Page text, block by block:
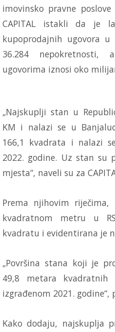
imovinsko pravne poslove
CAPITAL istakli da je
kupoprodajnih ugovora
36.284
ugovorima iznosi oko
„Najskuplji stan u
KM i nalazi se u
166,1 kvadrata i nalazi
2022. godine. Uz stan su
mjesta“, naveli su za
Prema njihovim
kvadratnom metru u
kvadratu i evidentirana je
„Površina stana koji je
49,8 metara
izgrađenom 2021. godine“,
Kako dodaju, najskuplja